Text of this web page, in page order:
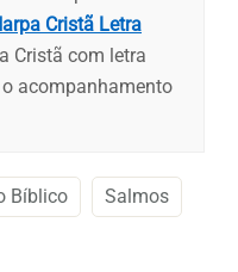
Cristã Letra
Cristã com letra
acompanhamento
Bíblico Salmos